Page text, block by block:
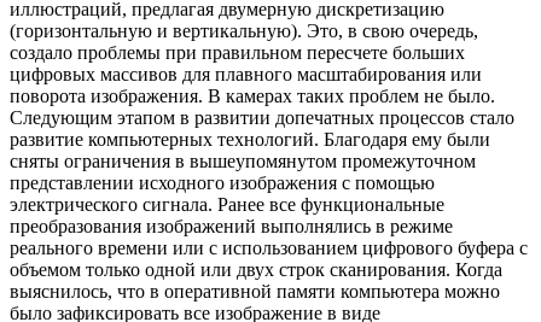
иллюстраций, предлагая двумерную дискретизацию
(горизонтальную и вертикальную). Это, в свою очередь,
создало проблемы при правильном пересчете больших
цифровых массивов для плавного масштабирования или
поворота изображения. В камерах таких проблем не было.
Следующим этапом в развитии допечатных процессов стало
развитие компьютерных технологий. Благодаря ему были
сняты ограничения в вышеупомянутом промежуточном
представлении исходного изображения с помощью
электрического сигнала. Ранее все функциональные
преобразования изображений выполнялись в режиме
реального времени или с использованием цифрового буфера с
объемом только одной или двух строк сканирования. Когда
выяснилось, что в оперативной памяти компьютера можно
было зафиксировать все изображение в виде